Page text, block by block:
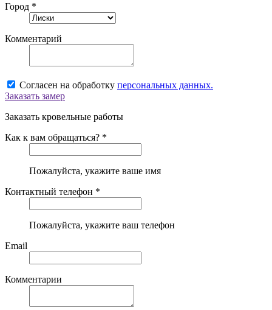
Город *
Комментарий
Согласен на обработку персональных данных.
Заказать замер
Заказать кровельные работы
Как к вам обращаться? *
Пожалуйста, укажите ваше имя
Контактный телефон *
Пожалуйста, укажите ваш телефон
Email
Комментарии